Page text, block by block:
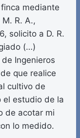
mediante
R. A.,
solicito a D. R.
(…)
Ingenieros
que realice
cultivo de
el estudio de la
de acotar mi
lo medido.